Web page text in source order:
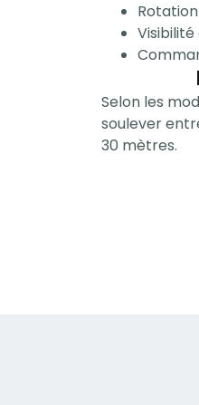
Selon les
soulever
30 mètres.